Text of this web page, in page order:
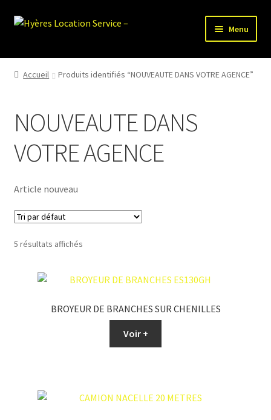
Aller
Aller
Menu
HLS-ACCUEIL
VENTE MATERIEL
PARTENAIRES
Accueil Produits identifiés “NOUVEAUTE DANS VOTRE AGENCE”
NOUVEAUTE DANS
VOTRE AGENCE
Article nouveau
5 résultats affichés
BROYEUR DE BRANCHES SUR CHENILLES
Voir +